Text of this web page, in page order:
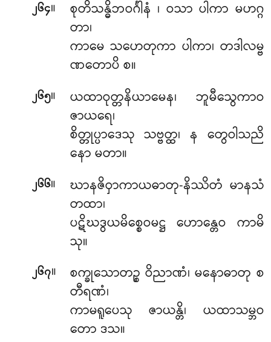
၂၆၄။ စုတိသန္ဓိဘဝင်္ဂါနံ ၊ ဝသာ ပါကာ မဟဂ္ဂ
တာ၊
ကာမေ သဟေတုကာ ပါကာ၊ တဒါလမ္ဗ
ဏတောပိ စ။
၂၆၅။
ယထာဝုတ္တနိယာမေန၊ ဘူမီသွေကာဝ
ဇာယရေ၊
စိတ္တုပ္ပာဒေသု သဗ္ဗတ္ထ၊ န တွေဝါသညိ
နော မတာ။
၂၆၆။
ဃာနဇိဝှာကာယဓာတု-နိဿိတံ မာနသံ
တထာ၊
ပဋိဃဒွယမိစ္စေဝမဋ္ဌ ဟောန္တေဝ ကာမိ
သု။
၂၆၇။
စက္ခုသောတဉ္စ ဝိညာဏံ၊ မနောဓာတု စ
တီရဏံ၊
ကာမရူပေသု ဇာယန္တိ၊ ယထာသမ္ဘဝ
တော ဒသ။